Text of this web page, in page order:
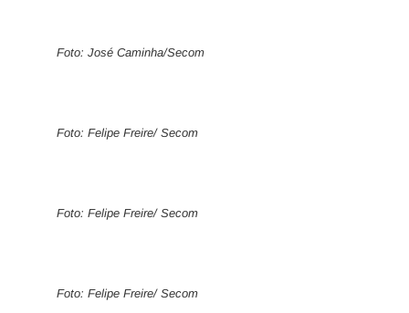
Foto: José Caminha/Secom
Foto: Felipe Freire/ Secom
Foto: Felipe Freire/ Secom
Foto: Felipe Freire/ Secom